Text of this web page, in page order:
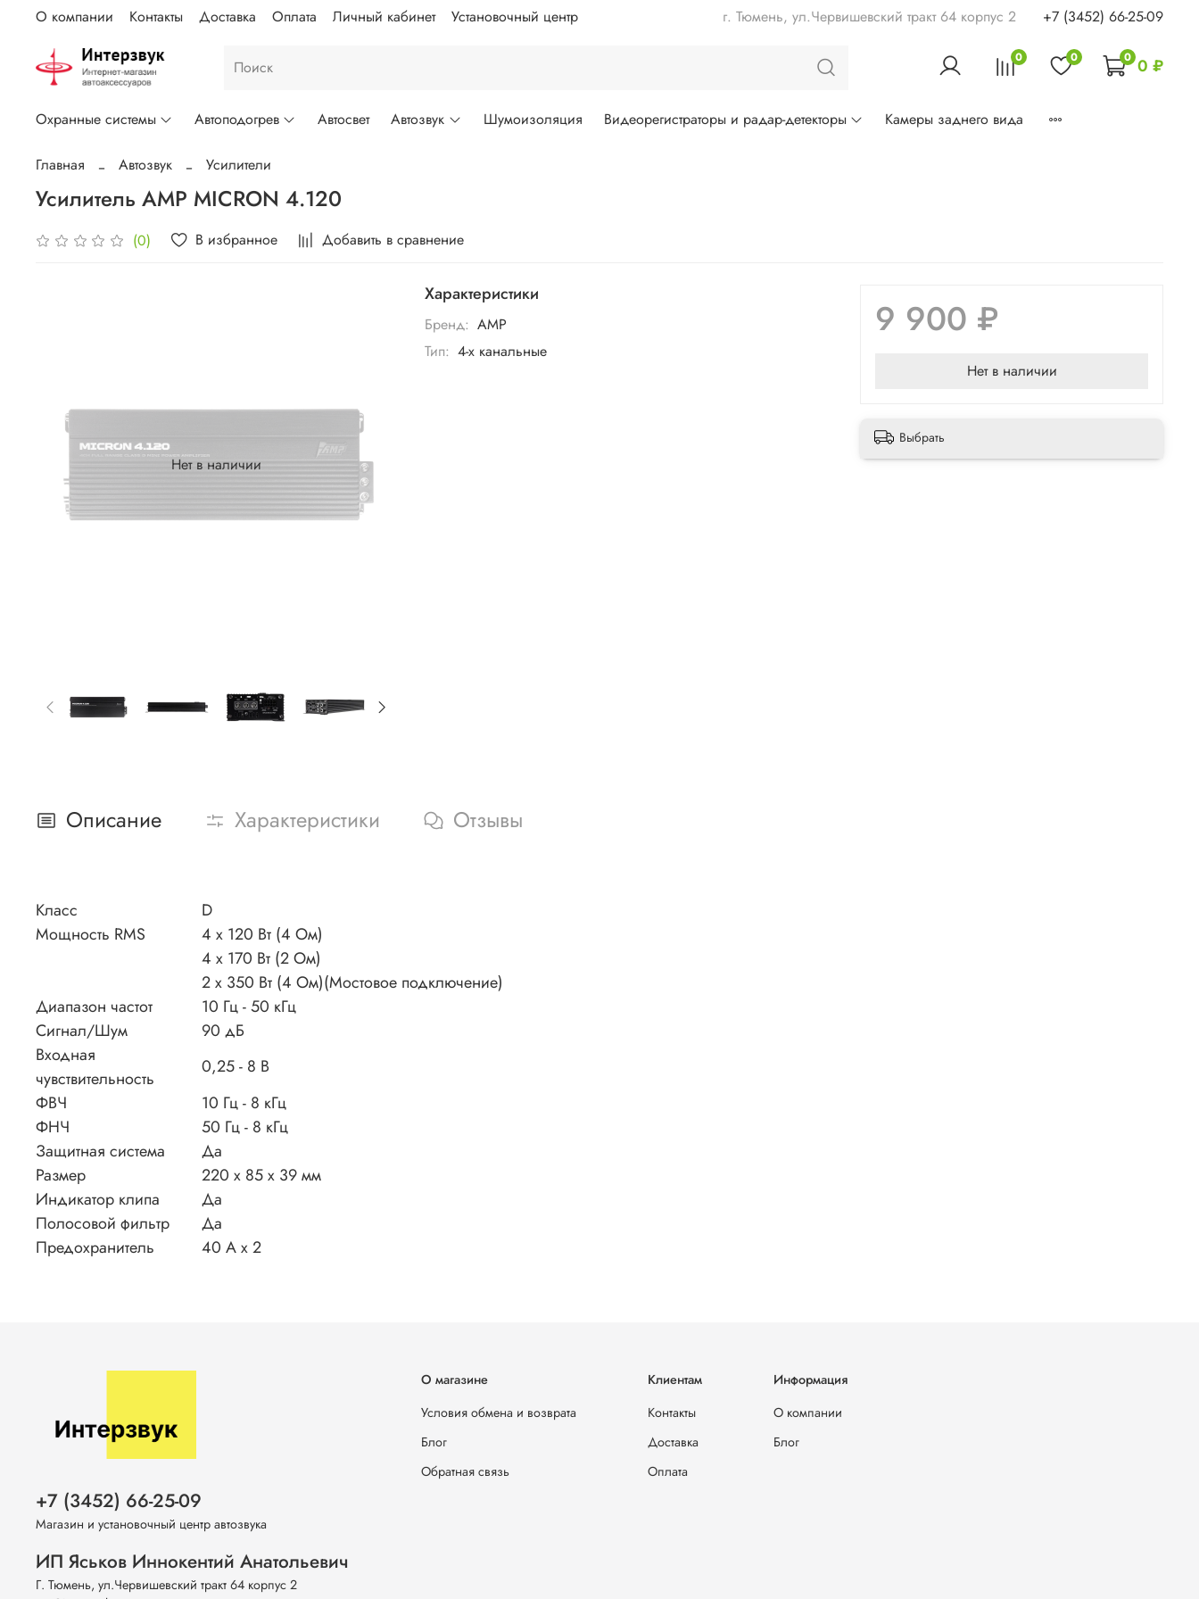
О компании Контакты Доставка Оплата Личный кабинет Установочный центр г. Тюмень, ул.Червишевский тракт 64 корпус 2 +7 (3452) 66-25-09
0 0 0 0 ₽
Охранные системы Автоподогрев Автосвет Автозвук Шумоизоляция Видеорегистраторы и радар-детекторы Камеры заднего вида
Главная Автозвук Усилители
Усилитель AMP MICRON 4.120
(0) В избранное Добавить в сравнение
Нет в наличии
Характеристики
Бренд: AMP
Тип: 4-х канальные
9 900 ₽
Нет в наличии
Выбрать
Описание Характеристики Отзывы
Класс
D
Мощность RMS
4 х 120 Вт (4 Ом)
4 х 170 Вт (2 Ом)
2 х 350 Вт (4 Ом)(Мостовое подключение)
Диапазон частот
10 Гц - 50 кГц
Сигнал/Шум
90 дБ
Входная
чувствительность
0,25 - 8 В
ФВЧ
10 Гц - 8 кГц
ФНЧ
50 Гц - 8 кГц
Защитная система
Да
Размер
220 х 85 х 39 мм
Индикатор клипа
Да
Полосовой фильтр
Да
Предохранитель
40 А х 2
О магазине
Условия обмена и возврата
Блог
Обратная связь
Клиентам
Контакты
Доставка
Оплата
Информация
О компании
Блог
+7 (3452) 66-25-09
Магазин и установочный центр автозвука
ИП Яськов Иннокентий Анатольевич
Г. Тюмень, ул.Червишевский тракт 64 корпус 2